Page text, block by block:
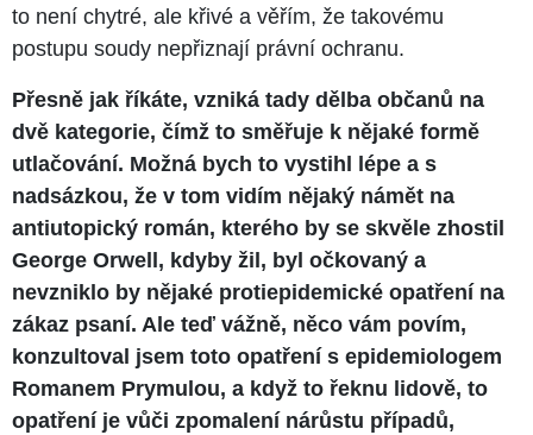
to není chytré, ale křivé a věřím, že takovému
postupu soudy nepřiznají právní ochranu.
Přesně jak říkáte, vzniká tady dělba občanů na
dvě kategorie, čímž to směřuje k nějaké formě
utlačování. Možná bych to vystihl lépe a s
nadsázkou, že v tom vidím nějaký námět na
antiutopický román, kterého by se skvěle zhostil
George Orwell, kdyby žil, byl očkovaný a
nevzniklo by nějaké protiepidemické opatření na
zákaz psaní. Ale teď vážně, něco vám povím,
konzultoval jsem toto opatření s epidemiologem
Romanem Prymulou, a když to řeknu lidově, to
opatření je vůči zpomalení nárůstu případů,